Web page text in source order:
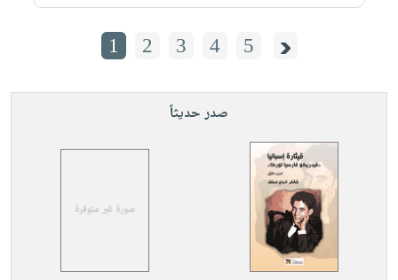
1 2 3 4 5
صدر حديثاً